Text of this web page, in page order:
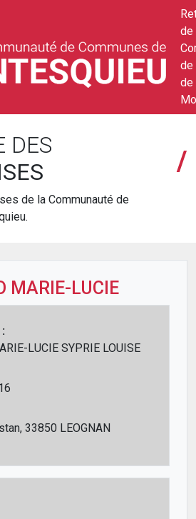
de
de
de
DES
/
de la Communauté de
MARIE-LUCIE
LUCIE SYPRIE LOUISE
33850 LEOGNAN